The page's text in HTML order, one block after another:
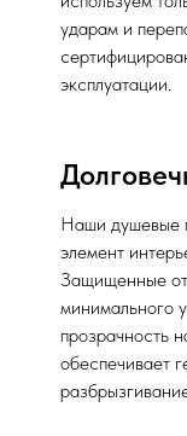
ударам и
эксплуатации.
Наши душевые
элемент
Защищенные от
минимального
прозрачность
обеспечивает